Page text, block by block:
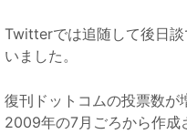
Twitterでは追随して後日
いました。
復刊ドットコムの投票数が
2009年の7月ごろから作成